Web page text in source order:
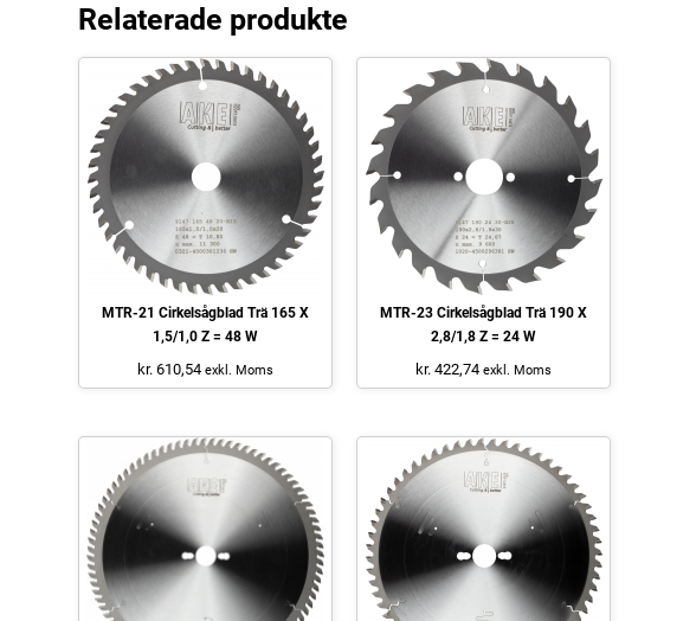
Relaterade produkte
MTR-21 Cirkelsågblad Trä 165 X
1,5/1,0 Z = 48 W
kr. 610,54 exkl. Moms
MTR-23 Cirkelsågblad Trä 190 X
2,8/1,8 Z = 24 W
kr. 422,74 exkl. Moms